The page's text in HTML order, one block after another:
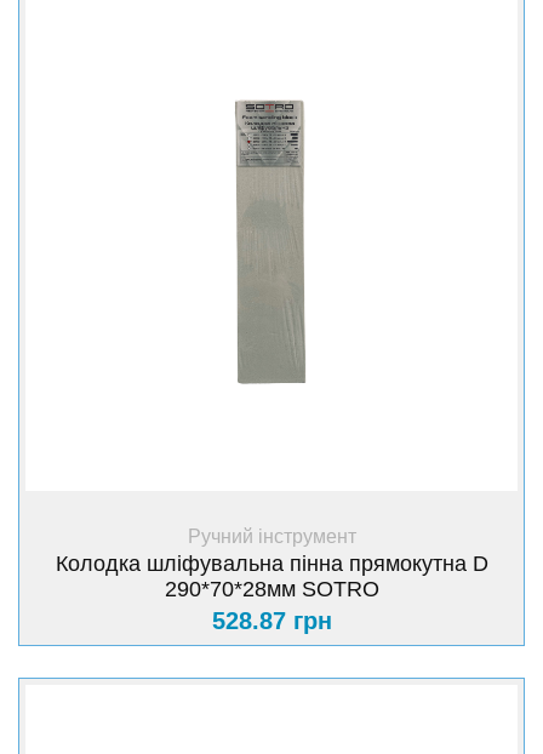
+ Купити
Ручний інструмент
Колодка шліфувальна пінна прямокутна D
290*70*28мм SOTRO
528.87 грн